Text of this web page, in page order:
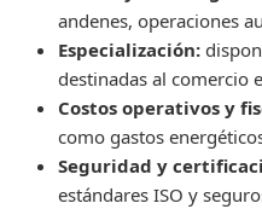
andenes, operaciones
Especialización:
destinadas al comercio
Costos operativos y
como gastos
Seguridad y
estándares ISO y